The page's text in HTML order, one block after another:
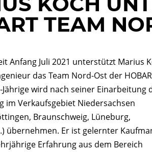
TEAM
Anfang Juli 2021 unterstützt Marius
das Team Nord-Ost der
Jährige wird nach seiner Einarbeitung
im Verkaufsgebiet Niedersachsen
Braunschweig, Lüneburg,
übernehmen. Er ist gelernter
Erfahrung aus dem Bereich